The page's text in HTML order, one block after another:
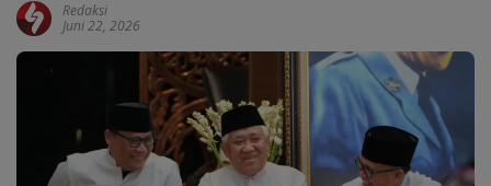
Redaksi
Juni 22, 2026